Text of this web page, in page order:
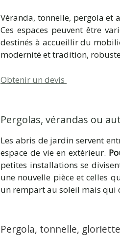
Véranda, tonnelle, pergola et
Ces espaces peuvent être
destinés à accueillir du
modernité et tradition,
Obtenir un devis
Pergolas, vérandas ou
Les abris de jardin servent
espace de vie en extérieur.
petites installations se
une nouvelle pièce et celles
un rempart au soleil mais qui
Pergola, tonnelle, gloriette